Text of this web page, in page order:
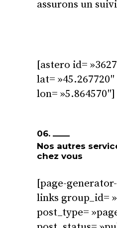
assurons un
[astero id=
lat= »45.267720″
lon= »5.864570″]
06.
Nos autres
chez vous
[page-
links group_id=
post_type=